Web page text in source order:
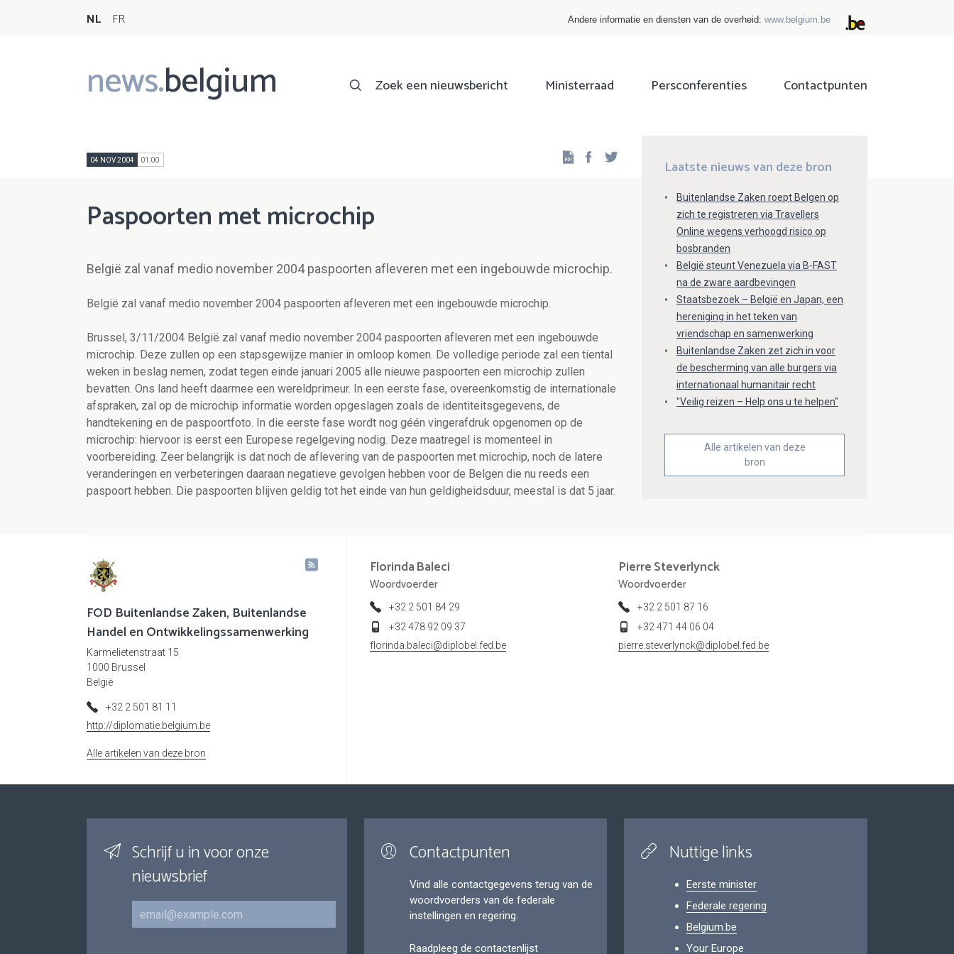
NL FR Andere informatie en diensten van de overheid: www.belgium.be
news.belgium
Main
navigation
Zoek een nieuwsbericht Ministerraad Persconferenties Contactpunten
04 NOV 2004 01:00 Facebook
Paspoorten met microchip
België zal vanaf medio november 2004 paspoorten afleveren met een ingebouwde microchip.
België zal vanaf medio november 2004 paspoorten afleveren met een ingebouwde microchip.
Brussel, 3/11/2004 België zal vanaf medio november 2004 paspoorten afleveren met een ingebouwde
microchip. Deze zullen op een stapsgewijze manier in omloop komen. De volledige periode zal een tiental
weken in beslag nemen, zodat tegen einde januari 2005 alle nieuwe paspoorten een microchip zullen
bevatten. Ons land heeft daarmee een wereldprimeur. In een eerste fase, overeenkomstig de internationale
afspraken, zal op de microchip informatie worden opgeslagen zoals de identiteitsgegevens, de
handtekening en de paspoortfoto. In die eerste fase wordt nog géén vingerafdruk opgenomen op de
microchip: hiervoor is eerst een Europese regelgeving nodig. Deze maatregel is momenteel in
voorbereiding. Zeer belangrijk is dat noch de aflevering van de paspoorten met microchip, noch de latere
veranderingen en verbeteringen daaraan negatieve gevolgen hebben voor de Belgen die nu reeds een
paspoort hebben. Die paspoorten blijven geldig tot het einde van hun geldigheidsduur, meestal is dat 5 jaar.
Laatste nieuws van deze bron
Buitenlandse Zaken roept Belgen op
zich te registreren via Travellers
Online wegens verhoogd risico op
bosbranden
België steunt Venezuela via B-FAST
na de zware aardbevingen
Staatsbezoek – België en Japan, een
hereniging in het teken van
vriendschap en samenwerking
Buitenlandse Zaken zet zich in voor
de bescherming van alle burgers via
internationaal humanitair recht
"Veilig reizen – Help ons u te helpen"
Alle artikelen van deze
bron
FOD Buitenlandse Zaken, Buitenlandse
Handel en Ontwikkelingssamenwerking
Karmelietenstraat 15
1000 Brussel
België
+32 2 501 81 11
http://diplomatie.belgium.be
Alle artikelen van deze bron
FlorindaBaleci
Woordvoerder
+32 2 501 84 29
+32 478 92 09 37
florinda.baleci@diplobel.fed.be
PierreSteverlynck
Woordvoerder
+32 2 501 87 16
+32 471 44 06 04
pierre.steverlynck@diplobel.fed.be
Schrijf u in voor onze
nieuwsbrief
E-mail
Contactpunten
Vind alle contactgegevens terug van de
woordvoerders van de federale
instellingen en regering.
Raadpleeg de contactenlijst
Nuttige links
Eerste minister
Federale regering
Belgium.be
Your Europe